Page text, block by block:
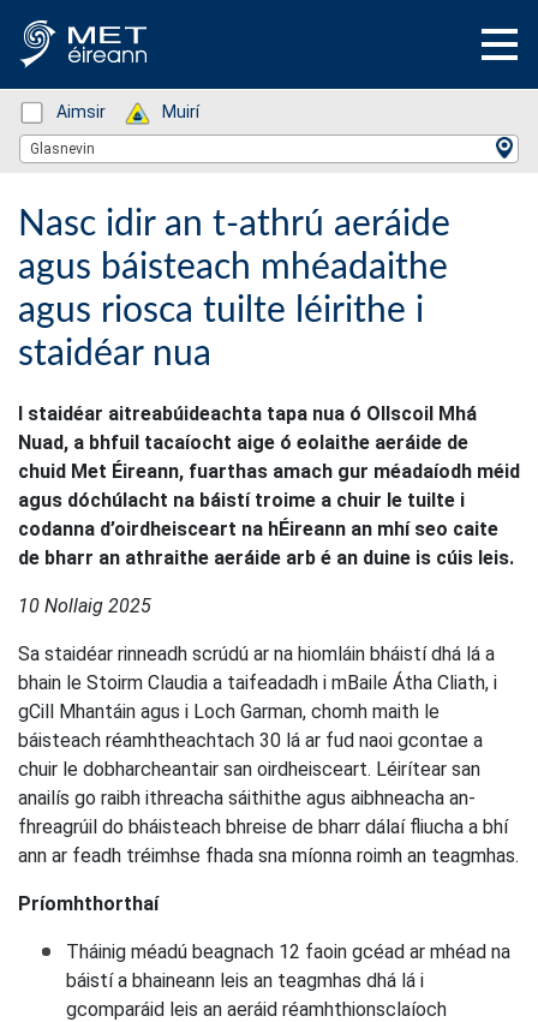
Status: Green
Aimsir Status: Green
Muirí
Location Search
Glasnevin
Nasc idir an t-athrú aeráide
agus báisteach mhéadaithe
agus riosca tuilte léirithe i
staidéar nua
I staidéar aitreabúideachta tapa nua ó Ollscoil Mhá
Nuad, a bhfuil tacaíocht aige ó eolaithe aeráide de
chuid Met Éireann, fuarthas amach gur méadaíodh méid
agus dóchúlacht na báistí troime a chuir le tuilte i
codanna d’oirdheisceart na hÉireann an mhí seo caite
de bharr an athraithe aeráide arb é an duine is cúis leis.
10 Nollaig 2025
Sa staidéar rinneadh scrúdú ar na hiomláin bháistí dhá lá a
bhain le Stoirm Claudia a taifeadadh i mBaile Átha Cliath, i
gCill Mhantáin agus i Loch Garman, chomh maith le
báisteach réamhtheachtach 30 lá ar fud naoi gcontae a
chuir le dobharcheantair san oirdheisceart. Léirítear san
anailís go raibh ithreacha sáithithe agus aibhneacha an-
fhreagrúil do bháisteach bhreise de bharr dálaí fliucha a bhí
ann ar feadh tréimhse fhada sna míonna roimh an teagmhas.
Príomhthorthaí
Tháinig méadú beagnach 12 faoin gcéad ar mhéad na
báistí a bhaineann leis an teagmhas dhá lá i
gcomparáid leis an aeráid réamhthionsclaíoch